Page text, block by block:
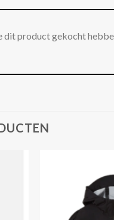
dit product gekocht